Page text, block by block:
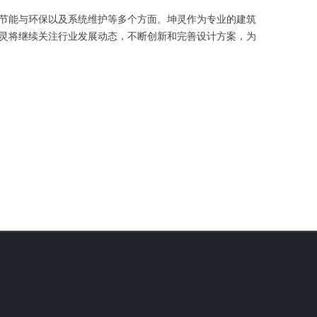
能与环保以及系统维护等多个方面。坤灵作为专业的建筑
将继续关注行业发展动态，不断创新和完善设计方案，为